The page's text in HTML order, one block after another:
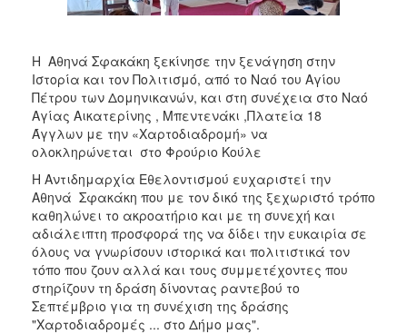
ΤΟΠΟΣ
ΠΟΛΙΤΙΣΜΟΣ
ΑΝΘΕΚΤΙΚΗ
ΠΟΛΗ
Η Αθηνά Σφακάκη ξεκίνησε την ξενάγηση στην
Ιστορία και τον Πολιτισμό, από το Ναό του Αγίου
Πέτρου των Δομηνικανών, και στη συνέχεια στο Ναό
Αγίας Αικατερίνης , Μπεντενάκι ,Πλατεία 18
Άγγλων με την «Χαρτοδιαδρομή» να
ολοκληρώνεται στο Φρούριο Κούλε
Η Αντιδημαρχία Εθελοντισμού ευχαριστεί την
Αθηνά Σφακάκη που με τον δικό της ξεχωριστό τρόπο
καθηλώνει το ακροατήριο και με τη συνεχή και
αδιάλειπτη προσφορά της να δίδει την ευκαιρία σε
όλους να γνωρίσουν ιστορικά και πολιτιστικά τον
τόπο που ζουν αλλά και τους συμμετέχοντες που
στηρίζουν τη δράση δίνοντας ραντεβού το
Σεπτέμβριο για τη συνέχιση της δράσης
"Χαρτοδιαδρομές ... στο Δήμο μας".